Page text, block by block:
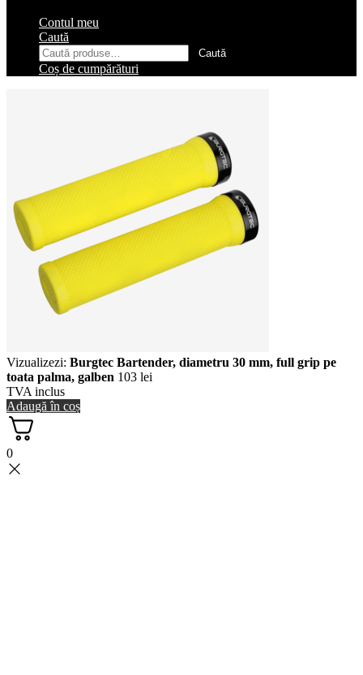
Contul meu
Caută
Caută
după:
Caută
Coș de cumpărături
Vizualizezi: Burgtec Bartender, diametru 30 mm, full grip pe
toata palma, galben 103 lei
TVA inclus
Adaugă în coș
0